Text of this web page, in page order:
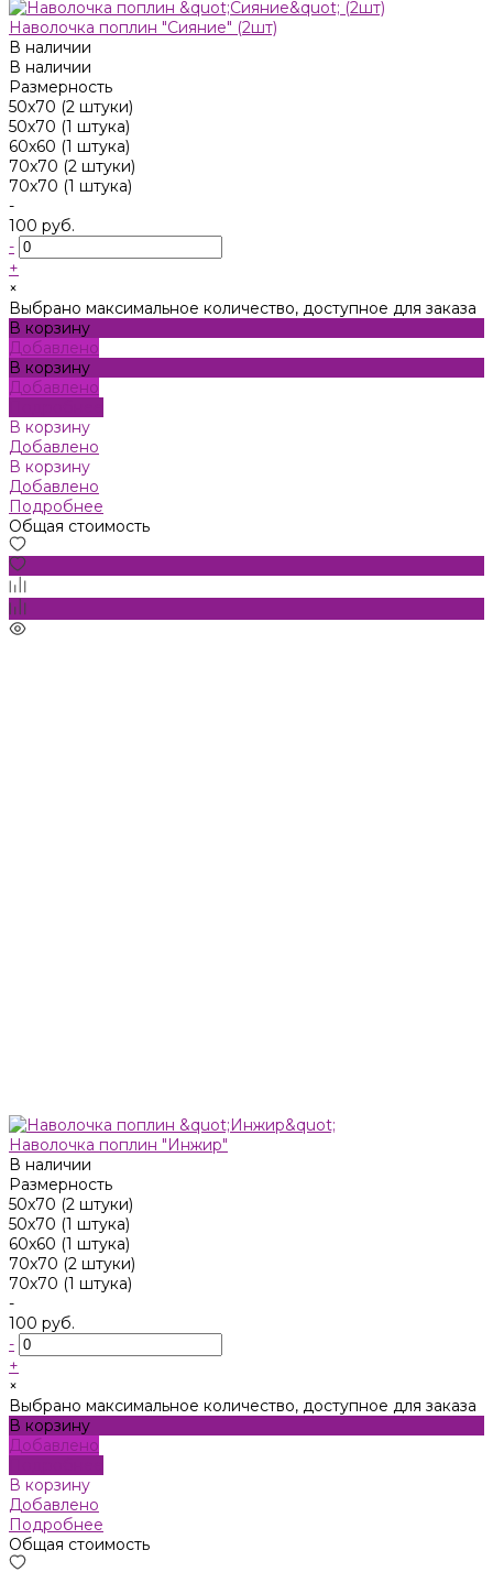
Наволочка поплин "Сияние" (2шт)
В наличии
В наличии
Размерность
50x70 (2 штуки)
50х70 (1 штука)
60х60 (1 штука)
70x70 (2 штуки)
70х70 (1 штука)
-
100 руб.
-
+
×
Выбрано максимальное количество, доступное для заказа
В корзину
Добавлено
В корзину
Добавлено
В корзину
Добавлено
В корзину
Добавлено
Подробнее
Общая стоимость
Наволочка поплин "Инжир"
В наличии
Размерность
50x70 (2 штуки)
50х70 (1 штука)
60х60 (1 штука)
70x70 (2 штуки)
70х70 (1 штука)
-
100 руб.
-
+
×
Выбрано максимальное количество, доступное для заказа
В корзину
Добавлено
В корзину
Добавлено
Подробнее
Общая стоимость